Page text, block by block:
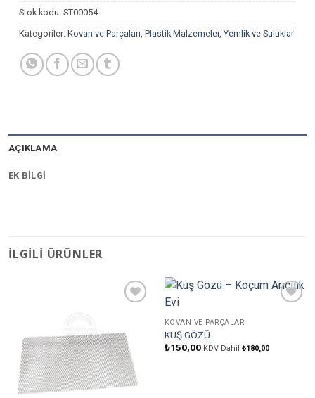
Stok kodu: ST00054
Kategoriler: Kovan ve Parçaları, Plastik Malzemeler, Yemlik ve Suluklar
AÇIKLAMA
EK BILGI
İLGILI ÜRÜNLER
KOVAN VE PARÇALARI
KUŞ GÖZÜ
₺150,00 KDV Dahil ₺180,00